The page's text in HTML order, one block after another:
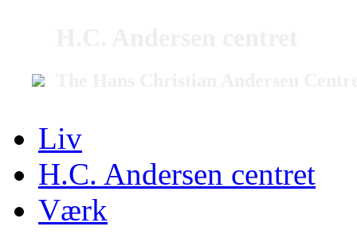
Liv
H.C. Andersen centret
Værk